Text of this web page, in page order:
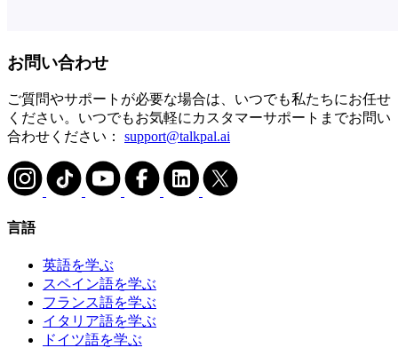
お問い合わせ
ご質問やサポートが必要な場合は、いつでも私たちにお任せ
ください。いつでもお気軽にカスタマーサポートまでお問い
合わせください： support@talkpal.ai
言語
英語を学ぶ
スペイン語を学ぶ
フランス語を学ぶ
イタリア語を学ぶ
ドイツ語を学ぶ